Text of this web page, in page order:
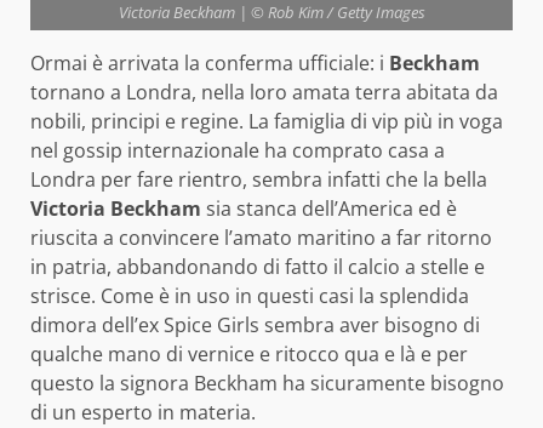
Victoria Beckham | © Rob Kim / Getty Images
Ormai è arrivata la conferma ufficiale: i Beckham
tornano a Londra, nella loro amata terra abitata da
nobili, principi e regine. La famiglia di vip più in voga
nel gossip internazionale ha comprato casa a
Londra per fare rientro, sembra infatti che la bella
Victoria Beckham sia stanca dell’America ed è
riuscita a convincere l’amato maritino a far ritorno
in patria, abbandonando di fatto il calcio a stelle e
strisce. Come è in uso in questi casi la splendida
dimora dell’ex Spice Girls sembra aver bisogno di
qualche mano di vernice e ritocco qua e là e per
questo la signora Beckham ha sicuramente bisogno
di un esperto in materia.